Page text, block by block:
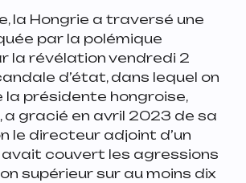
la Hongrie a traversé une
par la polémique
la révélation vendredi 2
d’état, dans lequel on
la présidente hongroise,
a gracié en avril 2023 de sa
le directeur adjoint d’un
couvert les agressions
supérieur sur au moins dix